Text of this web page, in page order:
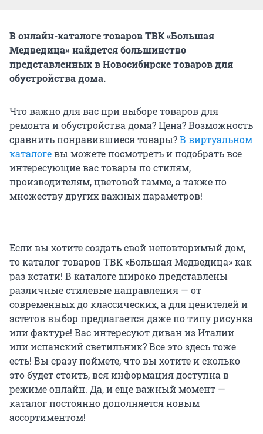
В онлайн-каталоге товаров ТВК «Большая
Медведица» найдется большинство
представленных в Новосибирске товаров для
обустройства дома.
Что важно для вас при выборе товаров для
ремонта и обустройства дома? Цена? Возможность
сравнить понравившиеся товары?В виртуальном
каталогевы можете посмотреть и подобрать все
интересующие вас товары по стилям,
производителям, цветовой гамме, а также по
множеству других важных параметров!
Если вы хотите создать свой неповторимый дом,
то каталог товаров ТВК «Большая Медведица» как
раз кстати! В каталоге широко представлены
различные стилевые направления — от
современных до классических, а для ценителей и
эстетов выбор предлагается даже по типу рисунка
или фактуре! Вас интересуют диван из Италии
или испанский светильник? Все это здесь тоже
есть! Вы сразу поймете, что вы хотите и сколько
это будет стоить, вся информация доступна в
режиме онлайн. Да, и еще важный момент —
каталог постоянно дополняется новым
ассортиментом!